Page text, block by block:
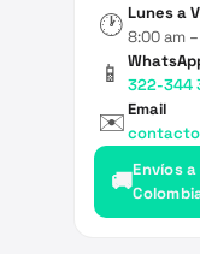
🕐 Lunes a
8:00 am
📱
322-344
✉️Email
🚚Envíos